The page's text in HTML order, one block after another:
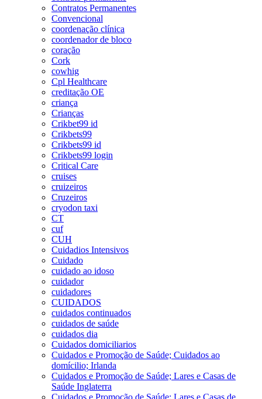
Contratos Permanentes
Convencional
coordenação clínica
coordenador de bloco
coração
Cork
cowhig
Cpl Healthcare
creditação OE
criança
Crianças
Crikbet99 id
Crikbets99
Crikbets99 id
Crikbets99 login
Critical Care
cruises
cruizeiros
Cruzeiros
cryodon taxi
CT
cuf
CUH
Cuidadios Intensivos
Cuidado
cuidado ao idoso
cuidador
cuidadores
CUIDADOS
cuidados continuados
cuidados de saúde
cuidados dia
Cuidados domiciliarios
Cuidados e Promoção de Saúde; Cuidados ao
domícilio; Irlanda
Cuidados e Promoção de Saúde; Lares e Casas de
Saúde Inglaterra
Cuidados e Promoção de Saúde; Lares e Casas de